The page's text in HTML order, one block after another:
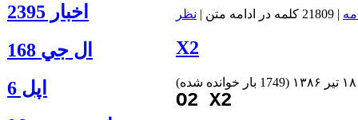
اخبار 2395
ال جي 168
اپل 6
| 21809 کلمه در ادامه متن | نظر
X2
(1749 بار خوانده شده )
O2 X2